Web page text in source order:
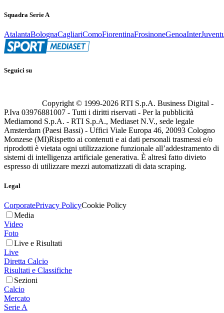
Squadra Serie A
AtalantaBolognaCagliariComoFiorentinaFrosinoneGenoaInter
Seguici su
Copyright © 1999-2026 RTI S.p.A. Business Digital -
P.Iva 03976881007 - Tutti i diritti riservati - Per la pubblicità
Mediamond S.p.A. - RTI S.p.A., Mediaset N.V., sede legale
Amsterdam (Paesi Bassi) - Uffici Viale Europa 46, 20093 Cologno
Monzese (MI)Rispetto ai contenuti e ai dati personali trasmessi e/o
riprodotti è vietata ogni utilizzazione funzionale all’addestramento di
sistemi di intelligenza artificiale generativa. È altresì fatto divieto
espresso di utilizzare mezzi automatizzati di data scraping.
Legal
CorporatePrivacy PolicyCookie Policy
Media
Video
Foto
Live e Risultati
Live
Diretta Calcio
Risultati e Classifiche
Sezioni
Calcio
Mercato
Serie A